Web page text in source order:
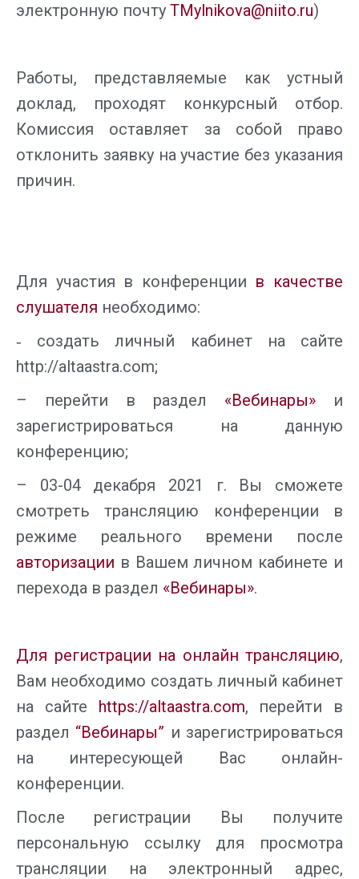
электронную почту TMylnikova@niito.ru)
Работы, представляемые как устный
доклад, проходят конкурсный отбор.
Комиссия оставляет за собой право
отклонить заявку на участие без указания
причин.
Для участия в конференции в качестве
слушателя необходимо:
‑ создать личный кабинет на сайте
http://altaastra.com;
– перейти в раздел «Вебинары» и
зарегистрироваться на данную
конференцию;
– 03-04 декабря 2021 г. Вы сможете
смотреть трансляцию конференции в
режиме реального времени после
авторизации в Вашем личном кабинете и
перехода в раздел «Вебинары».
Для регистрации на онлайн трансляцию,
Вам необходимо создать личный кабинет
на сайте https://altaastra.com, перейти в
раздел “Вебинары” и зарегистрироваться
на интересующей Вас онлайн-
конференции.
После регистрации Вы получите
персональную ссылку для просмотра
трансляции на электронный адрес,